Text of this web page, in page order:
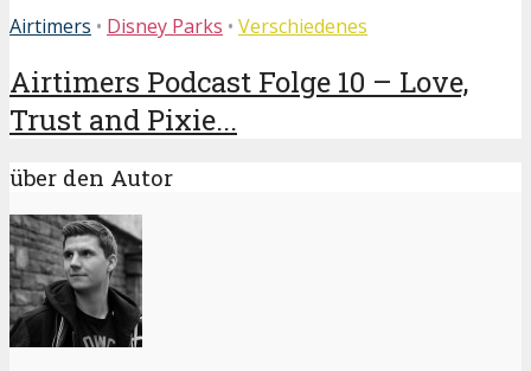
Airtimers • Disney Parks • Verschiedenes
Airtimers Podcast Folge 10 – Love,
Trust and Pixie...
über den Autor